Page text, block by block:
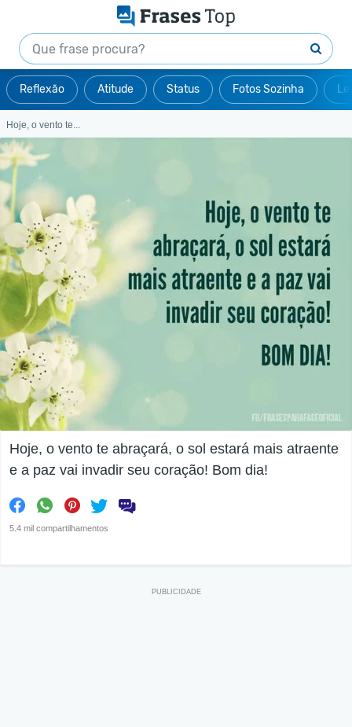
Reflexão Atitude Status Fotos Sozinha
Hoje, o vento te...
Hoje, o vento te abraçará, o sol estará mais atraente
e a paz vai invadir seu coração! Bom dia!
5.4 mil compartilhamentos